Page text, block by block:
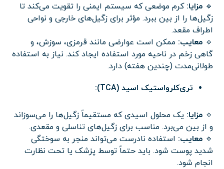
🔹مزایا: کرم موضعی که سیستم ایمنی را تقویت می‌کند تا
زگیل‌ها را از بین ببرد. مؤثر برای زگیل‌های خارجی و نواحی
اطراف مقعد.
🔹معایب: ممکن است عوارضی مانند قرمزی، سوزش، و
گاهی زخم در ناحیه مورد استفاده ایجاد کند. نیاز به استفاده
طولانی‌مدت (چندین هفته) دارد.
تری‌کلرواستیک اسید (TCA):
🔹مزایا: یک محلول اسیدی که مستقیماً زگیل‌ها را می‌سوزاند
و از بین می‌برد. مناسب برای زگیل‌های تناسلی و مقعدی.
🔹معایب: استفاده نادرست می‌تواند منجر به سوختگی
شدید پوست شود. باید حتماً توسط پزشک یا تحت نظارت
انجام شود.